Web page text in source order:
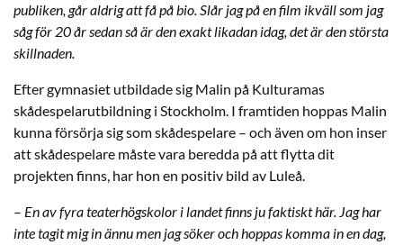
publiken, går aldrig att få på bio. Slår jag på en film ikväll som jag
såg för 20 år sedan så är den exakt likadan idag, det är den största
skillnaden.
Efter gymnasiet utbildade sig Malin på Kulturamas
skådespelarutbildning i Stockholm. I framtiden hoppas Malin
kunna försörja sig som skådespelare – och även om hon inser
att skådespelare måste vara beredda på att flytta dit
projekten finns, har hon en positiv bild av Luleå.
– En av fyra teaterhögskolor i landet finns ju faktiskt här. Jag har
inte tagit mig in ännu men jag söker och hoppas komma in en dag,